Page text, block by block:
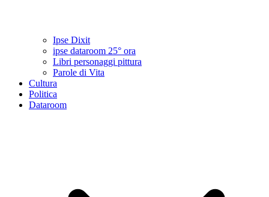
Ipse Dixit
ipse dataroom 25° ora
Libri personaggi pittura
Parole di Vita
Cultura
Politica
Dataroom